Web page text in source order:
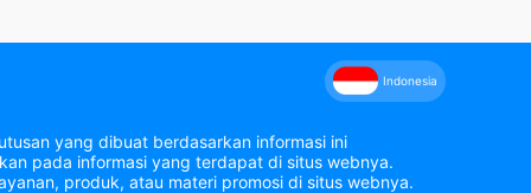
Indonesia
yang dibuat berdasarkan informasi ini
pada informasi yang terdapat di situs webnya.
produk, atau materi promosi di situs webnya.